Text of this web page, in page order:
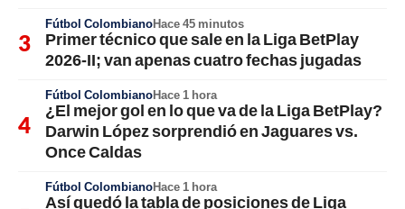
Fútbol ColombianoHace 45 minutos
Primer técnico que sale en la Liga BetPlay
2026-II; van apenas cuatro fechas jugadas
Fútbol ColombianoHace 1 hora
¿El mejor gol en lo que va de la Liga BetPlay?
Darwin López sorprendió en Jaguares vs.
Once Caldas
Fútbol ColombianoHace 1 hora
Así quedó la tabla de posiciones de Liga